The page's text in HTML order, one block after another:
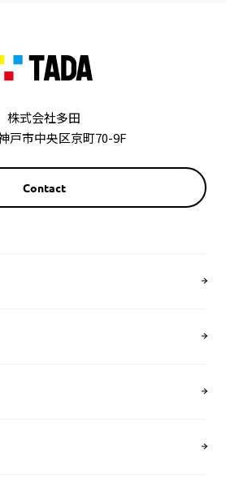
株式会社多田
戸市中央区京町70-9F
Contact